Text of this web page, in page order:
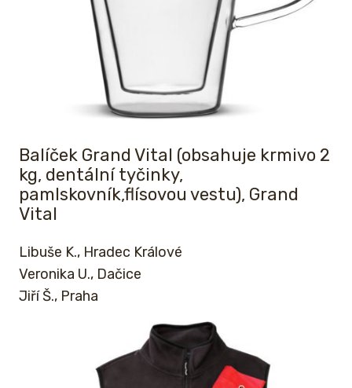
Balíček Grand Vital (obsahuje krmivo 2
kg, dentální tyčinky,
pamlskovník,flísovou vestu), Grand
Vital
Libuše K., Hradec Králové
Veronika U., Dačice
Jiří Š., Praha